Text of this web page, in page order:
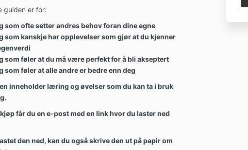
guiden er for:
som ofte setter andres behov foran dine egne
som kanskje har opplevelser som gjør at du kjenner
som føler at du må være perfekt for å bli akseptert
som føler at alle andre er bedre enn deg
inneholder læring og øvelser som du kan ta i bruk
får du en e-post med en link hvor du laster ned
den ned, kan du også skrive den ut på papir om